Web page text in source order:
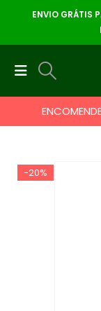
ENVIO GRÁTIS
-20%